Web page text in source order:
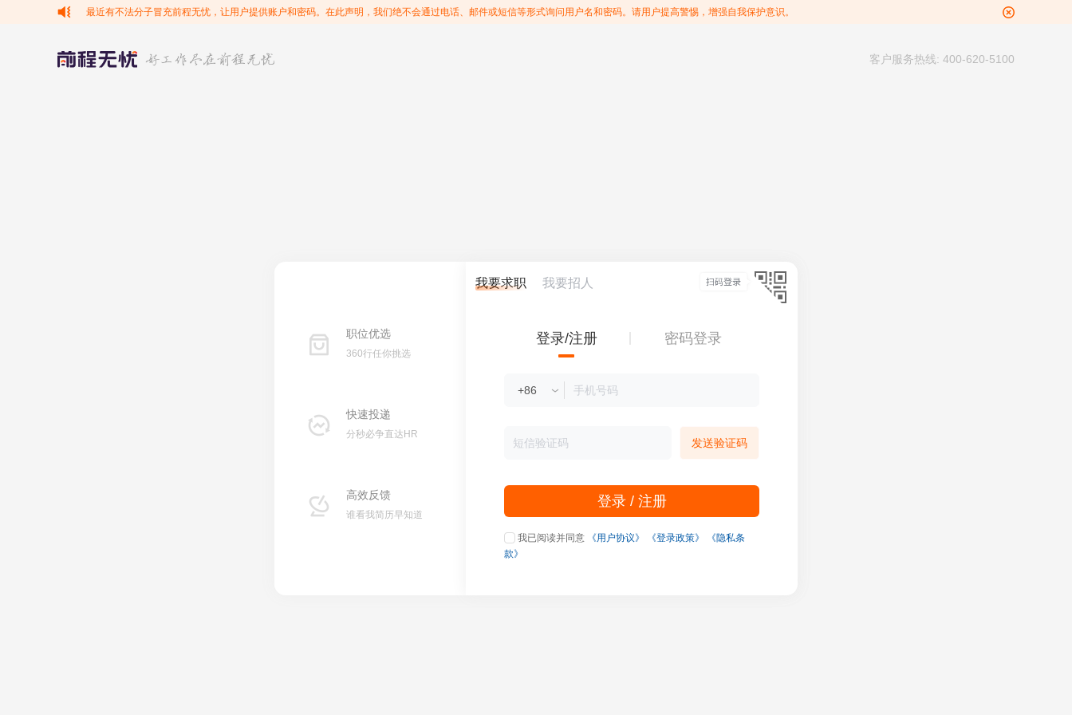
最近有不法分子冒充前程无忧，让用户提供账户和密码。在此声明，我们绝不会通过电话、邮件或短信等形式询问用户名和密码。请用户提高警惕，增强自我保护意识。
客户服务热线: 400-620-5100
职位优选
360行任你挑选
快速投递
分秒必争直达HR
高效反馈
谁看我简历早知道
我要求职 我要招人
登录/注册 密码登录
发送验证码
登录 / 注册
我已阅读并同意 《用户协议》 《登录政策》
《隐私条
款》